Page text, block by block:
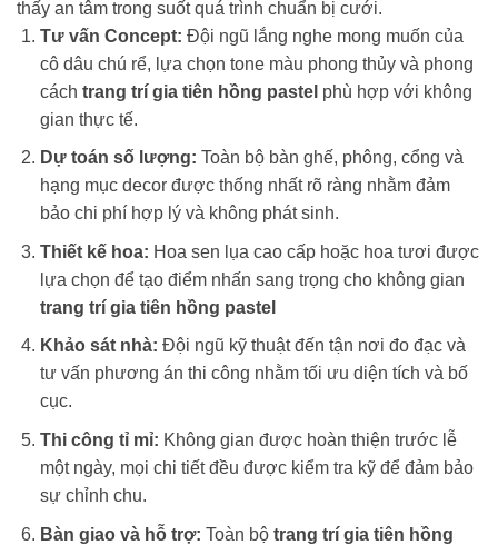
thấy an tâm trong suốt quá trình chuẩn bị cưới.
Tư vấn Concept: Đội ngũ lắng nghe mong muốn của
cô dâu chú rể, lựa chọn tone màu phong thủy và phong
cách trang trí gia tiên hồng pastel phù hợp với không
gian thực tế.
Dự toán số lượng: Toàn bộ bàn ghế, phông, cổng và
hạng mục decor được thống nhất rõ ràng nhằm đảm
bảo chi phí hợp lý và không phát sinh.
Thiết kế hoa: Hoa sen lụa cao cấp hoặc hoa tươi được
lựa chọn để tạo điểm nhấn sang trọng cho không gian
trang trí gia tiên hồng pastel
Khảo sát nhà: Đội ngũ kỹ thuật đến tận nơi đo đạc và
tư vấn phương án thi công nhằm tối ưu diện tích và bố
cục.
Thi công tỉ mỉ: Không gian được hoàn thiện trước lễ
một ngày, mọi chi tiết đều được kiểm tra kỹ để đảm bảo
sự chỉnh chu.
Bàn giao và hỗ trợ: Toàn bộ trang trí gia tiên hồng